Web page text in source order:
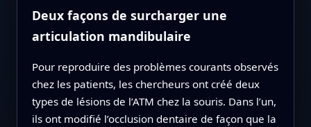
Deux façons de surcharger une
articulation mandibulaire
Pour reproduire des problèmes courants observés
chez les patients, les chercheurs ont créé deux
types de lésions de l’ATM chez la souris. Dans l’un,
ils ont modifié l’occlusion dentaire de façon que la